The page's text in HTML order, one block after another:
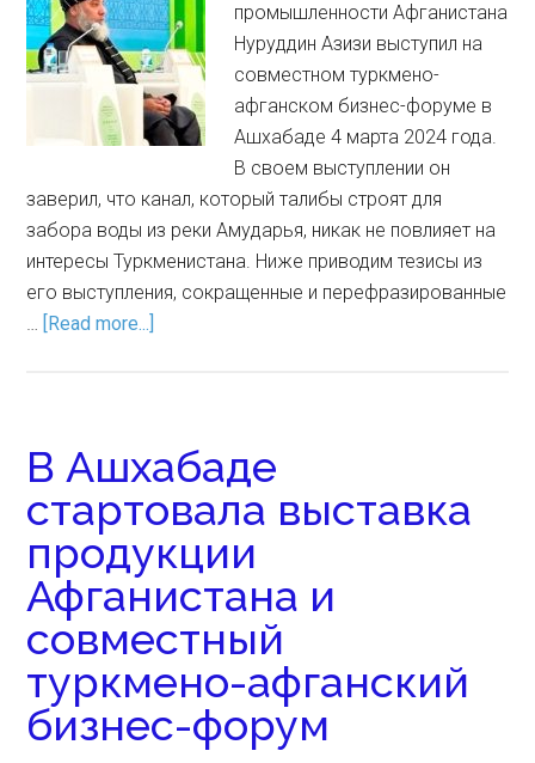
промышленности Афганистана
Нуруддин Азизи выступил на
совместном туркмено-
афганском бизнес-форуме в
Ашхабаде 4 марта 2024 года.
В своем выступлении он
заверил, что канал, который талибы строят для
забора воды из реки Амударья, никак не повлияет на
интересы Туркменистана. Ниже приводим тезисы из
его выступления, сокращенные и перефразированные
… [Read more...]
В Ашхабаде
стартовала выставка
продукции
Афганистана и
совместный
туркмено-афганский
бизнес-форум